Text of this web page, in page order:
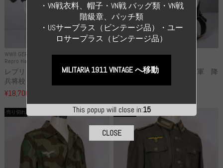
WWII GERMANY
Repro Hat and Cap SS and WSS
レプリカ 武装親衛隊 WSS 歩
兵将校 クラッシュキャップ ...
¥18,700
WWII GERMANY
高品質レプリカ ドイツ空軍 降
売り切れ 売り切れ
This popup will close in:14
・VN戦衣料、帽子・VN戦 バッグ類・VN戦
階級章、パッチ類
・USサーブラス（ビンテージ品）・ユー
ロサープラス（ビンテージ品）
MILITARIA 1911 VINTAGE へ移動
CLOSE